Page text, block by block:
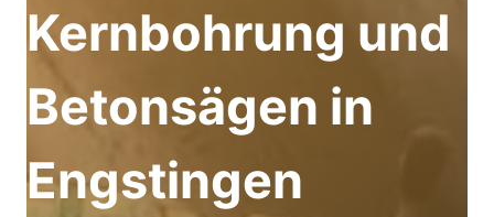
Kernbohrung und
Betonsägen in
Engstingen